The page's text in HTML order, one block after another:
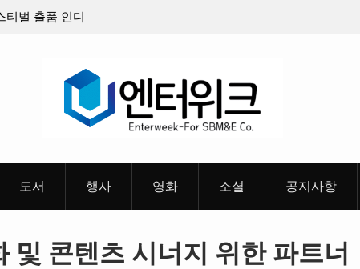
인디
판타지 케이팝 애니메이션 ‘고스트밴드’ 8월 26일(수)
도서 행사 영화 소셜 공지사항
및 콘텐츠 시너지 위한 파트너